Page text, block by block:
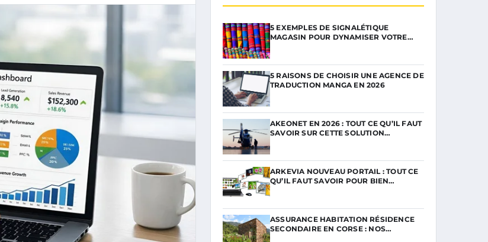
5 EXEMPLES DE SIGNALÉTIQUE
MAGASIN POUR DYNAMISER VOTRE…
5 RAISONS DE CHOISIR UNE AGENCE DE
TRADUCTION MANGA EN 2026
AKEONET EN 2026 : TOUT CE QU’IL FAUT
SAVOIR SUR CETTE SOLUTION…
ARKEVIA NOUVEAU PORTAIL : TOUT CE
QU’IL FAUT SAVOIR POUR BIEN…
ASSURANCE HABITATION RÉSIDENCE
SECONDAIRE EN CORSE : NOS…